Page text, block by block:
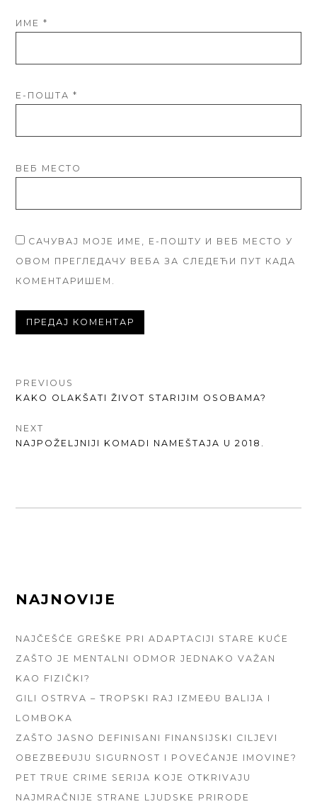
ИМЕ*
Е-ПОШТА*
ВЕБ МЕСТО
САЧУВАЈ МОЈЕ ИМЕ, Е-ПОШТУ И ВЕБ МЕСТО У
ОВОМ ПРЕГЛЕДАЧУ ВЕБА ЗА СЛЕДЕЋИ ПУТ КАДА
КОМЕНТАРИШЕМ.
КРЕТАЊЕ
ЧЛАНКА
PREVIOUS
PREVIOUS
KAKO OLAKŠATI ŽIVOT STARIJIM OSOBAMA?
NEXT
NEXT
NAJPOŽELJNIJI KOMADI NAMEŠTAJA U 2018.
FOOTER
NAJNOVIJE
NAJČEŠĆE GREŠKE PRI ADAPTACIJI STARE KUĆE
ZAŠTO JE MENTALNI ODMOR JEDNAKO VAŽAN
KAO FIZIČKI?
GILI OSTRVA – TROPSKI RAJ IZMEĐU BALIJA I
LOMBOKA
ZAŠTO JASNO DEFINISANI FINANSIJSKI CILJEVI
OBEZBEĐUJU SIGURNOST I POVEĆANJE IMOVINE?
PET TRUE CRIME SERIJA KOJE OTKRIVAJU
NAJMRAČNIJE STRANE LJUDSKE PRIRODE